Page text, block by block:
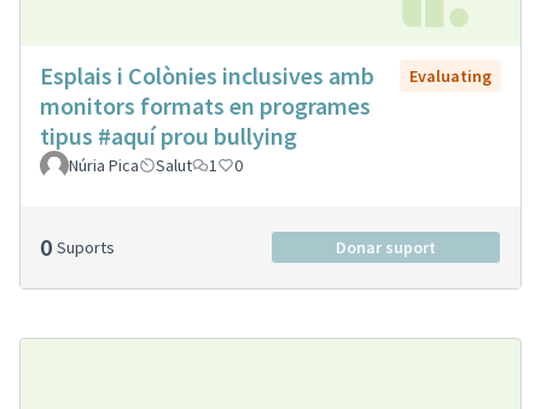
Esplais i Colònies inclusives amb
monitors formats en programes
tipus #aquí prou bullying
Evaluating
Núria Pica Salut 1 0
0 Suports Donar suport